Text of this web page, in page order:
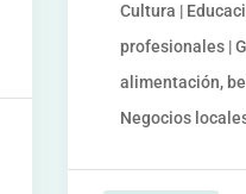
Cultura |
profesionales |
alimentación,
Negocios